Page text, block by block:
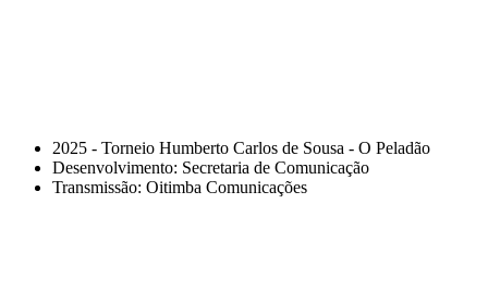
2025 - Torneio Humberto Carlos de Sousa - O Peladão
Desenvolvimento: Secretaria de Comunicação
Transmissão: Oitimba Comunicações